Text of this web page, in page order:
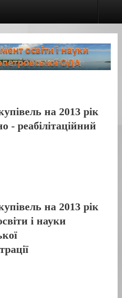
на 2013 рік
- реабілітаційний
на 2013 рік
і науки